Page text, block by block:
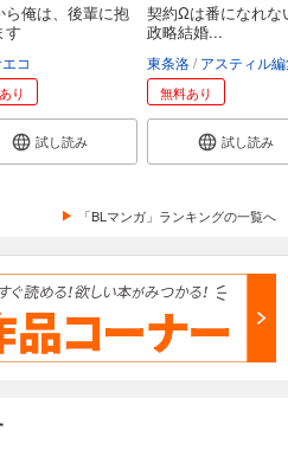
ら俺は、後輩に抱
す
コ
り
試し読み
契約Ωは番になれな
政略結婚...
東条洛 アスティル
無料あり
試し読み
「BLマンガ」ランキングの一覧へ